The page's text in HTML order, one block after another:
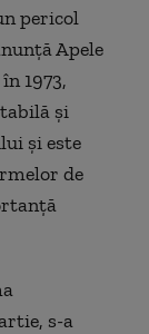
pericol
Apele
1973,
și
și este
de
s-a